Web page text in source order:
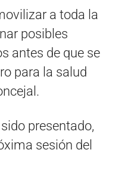
a toda la
posibles
antes de que se
para la salud
presentado,
sesión del